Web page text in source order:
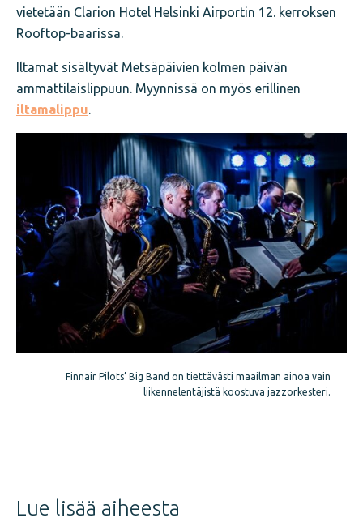
vietetään Clarion Hotel Helsinki Airportin 12. kerroksen
Rooftop-baarissa.
Iltamat sisältyvät Metsäpäivien kolmen päivän
ammattilaislippuun. Myynnissä on myös erillinen
iltamalippu.
Finnair Pilots’ Big Band on tiettävästi maailman ainoa vain
liikennelentäjistä koostuva jazzorkesteri.
Lue lisää aiheesta